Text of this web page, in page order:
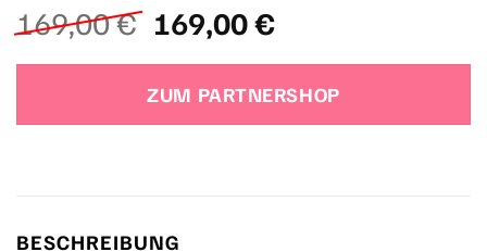
169,00€ Ursprünglicher
Preis
war:
169,00 €
169,00€Aktueller
ist:
169,00 €.
ZUM PARTNERSHOP
BESCHREIBUNG